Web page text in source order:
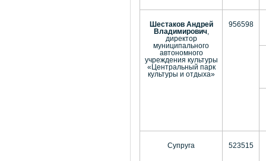
Шестаков Андрей
Владимирович,
директор
муниципального
автономного
учреждения культуры
«Центральный парк
культуры и отдыха»
956598
Супруга 523515